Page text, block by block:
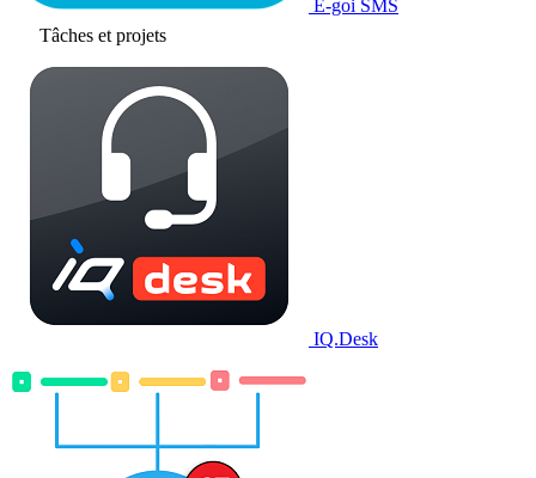
E-goi SMS
Tâches et projets
IQ.Desk